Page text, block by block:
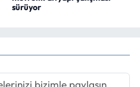
sürüyor